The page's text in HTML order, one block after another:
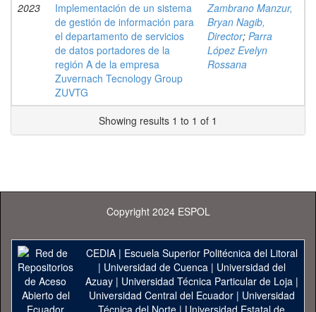
2023
Implementación de un sistema
de gestión de información para
el departamento de servicios
de datos portadores de la
región A de la empresa
Zuvernach Tecnology Group
ZUVTG
Zambrano Manzur,
Bryan Nagib,
Director; Parra
López Evelyn
Rossana
Showing results 1 to 1 of 1
Copyright 2024 ESPOL
CEDIA| Escuela Superior Politécnica del Litoral
| Universidad de Cuenca| Universidad del
Azuay| Universidad Técnica Particular de Loja|
Universidad Central del Ecuador| Universidad
Técnica del Norte | Universidad Estatal de